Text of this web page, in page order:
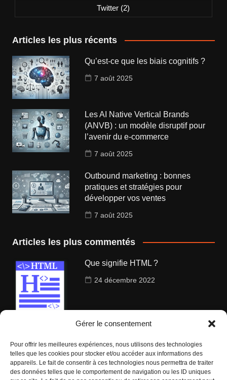
Gérer le consentement
Pour offrir les meilleures expériences, nous utilisons des technologies
telles que les cookies pour stocker et/ou accéder aux informations des
appareils. Le fait de consentir à ces technologies nous permettra de traiter
des données telles que le comportement de navigation ou les ID uniques
Twitter (2)
Articles les plus récents
Qu’est-ce que les biais cognitifs ?
7 août 2025
Les AI Native Vertical Brands
(ANVB) : un modèle disruptif pour
l’avenir du e-commerce
7 août 2025
Outbound marketing : bonnes
pratiques et stratégies pour
développer vos ventes
7 août 2025
Articles les plus commentés
Que signifie HTML ?
24 décembre 2022
29 décembre 2022